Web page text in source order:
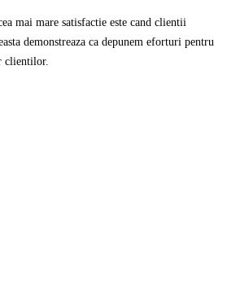
mai mare satisfactie este cand clientii
demonstreaza ca depunem eforturi pentru
clientilor.